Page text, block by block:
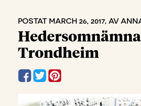
POSTAT MARCH 26, 2017, AV
Trondheim